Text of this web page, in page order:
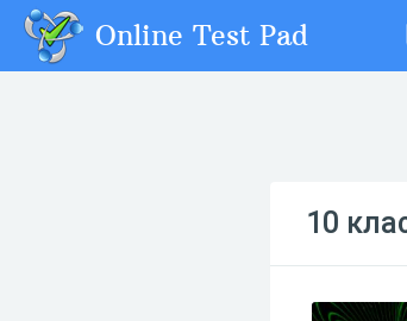
Online Test Pad
10